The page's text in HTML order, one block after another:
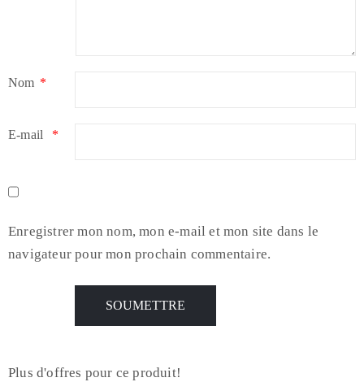
Nom *
E-mail *
Enregistrer mon nom, mon e-mail et mon site dans le
navigateur pour mon prochain commentaire.
Plus d'offres pour ce produit!